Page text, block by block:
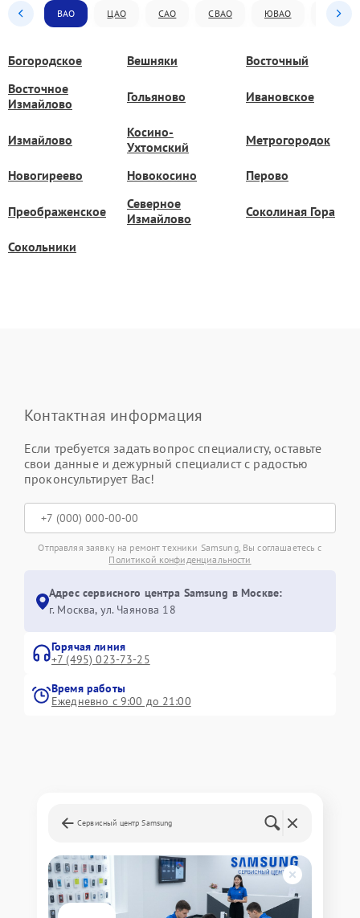
ВАО ЦАО САО СВАО ЮВАО ЮАО
Богородское Вешняки
Восточный
Восточное
Измайлово
Гольяново Ивановское
Измайлово
Косино-
Ухтомский
Метрогородок
Новогиреево Новокосино Перово
Преображенское
Северное
Измайлово
Соколиная Гора
Сокольники
Контактная информация
Если требуется задать вопрос специалисту, оставьте
свои данные и дежурный специалист с радостью
проконсультирует Вас!
Отправляя заявку на ремонт техники Samsung, Вы соглашаетесь с
Политикой конфиденциальности
Адрес сервисного центра Samsung в Москве:
г. Москва, ул. Чаянова 18
Горячая линия
+7 (495) 023-73-25
Время работы
Ежедневно с 9:00 до 21:00
Сервисный центр Samsung